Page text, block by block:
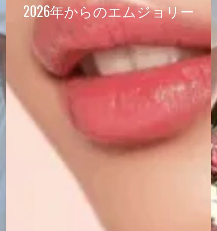
2026年からのエムジョリー